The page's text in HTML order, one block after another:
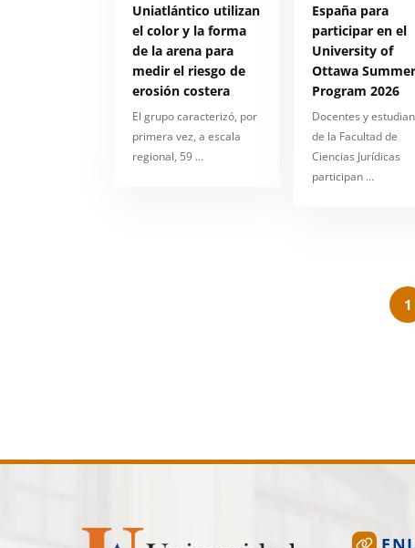
Uniatlántico utilizan
el color y la forma
de la arena para
medir el riesgo de
erosión costera
El grupo caracterizó, por
primera vez, a escala
regional, 59 …
España para
participar en el
University of
Ottawa Summer
Program 2026
Docentes y
de la Facultad de
Ciencias Jurídicas
participan …
1